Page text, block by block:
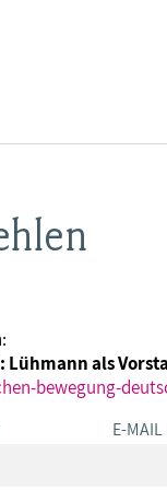
Lühmann als
bewegung-
E-MAIL